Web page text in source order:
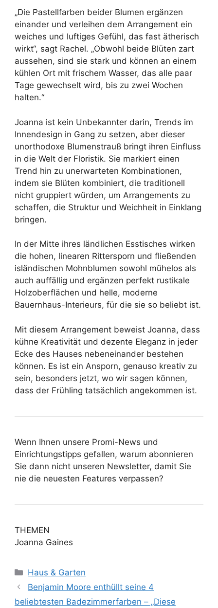
„Die Pastellfarben beider Blumen ergänzen
einander und verleihen dem Arrangement ein
weiches und luftiges Gefühl, das fast ätherisch
wirkt“, sagt Rachel. „Obwohl beide Blüten zart
aussehen, sind sie stark und können an einem
kühlen Ort mit frischem Wasser, das alle paar
Tage gewechselt wird, bis zu zwei Wochen
halten.“
Joanna ist kein Unbekannter darin, Trends im
Innendesign in Gang zu setzen, aber dieser
unorthodoxe Blumenstrauß bringt ihren Einfluss
in die Welt der Floristik. Sie markiert einen
Trend hin zu unerwarteten Kombinationen,
indem sie Blüten kombiniert, die traditionell
nicht gruppiert würden, um Arrangements zu
schaffen, die Struktur und Weichheit in Einklang
bringen.
In der Mitte ihres ländlichen Esstisches wirken
die hohen, linearen Rittersporn und fließenden
isländischen Mohnblumen sowohl mühelos als
auch auffällig und ergänzen perfekt rustikale
Holzoberflächen und helle, moderne
Bauernhaus-Interieurs, für die sie so beliebt ist.
Mit diesem Arrangement beweist Joanna, dass
kühne Kreativität und dezente Eleganz in jeder
Ecke des Hauses nebeneinander bestehen
können. Es ist ein Ansporn, genauso kreativ zu
sein, besonders jetzt, wo wir sagen können,
dass der Frühling tatsächlich angekommen ist.
Wenn Ihnen unsere Promi-News und
Einrichtungstipps gefallen, warum abonnieren
Sie dann nicht unseren Newsletter, damit Sie
nie die neuesten Features verpassen?
THEMEN
Joanna Gaines
Kategorien
Haus & Garten
Benjamin Moore enthüllt seine 4
beliebtesten Badezimmerfarben – „Diese